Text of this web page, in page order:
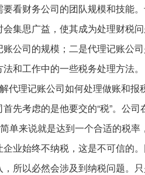
看财务公司的团队规模和技能
集思广益，使其成为处理财税
公司的规模；二是代理记账公
和工作中的一些税务处理方法。
代理记账公司如何处理做账和报
先考虑的是他要交的“税”。公
单来说就是达到一个合适的税
业始终不纳税，这是不可信的
所以必然会涉及到纳税问题。